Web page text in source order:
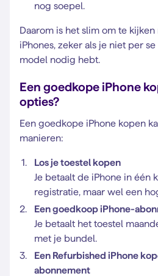
nog soepel.
Daarom is het slim om te
iPhones, zeker als je niet per
model nodig hebt.
Een goedkope iPhone
opties?
Een goedkope iPhone kopen
manieren:
Los je toestel kopen
Je betaalt de iPhone in één
registratie, maar wel een
Een goedkoop iPhone-
Je betaalt het toestel
met je bundel.
Een Refurbished iPhone
abonnement